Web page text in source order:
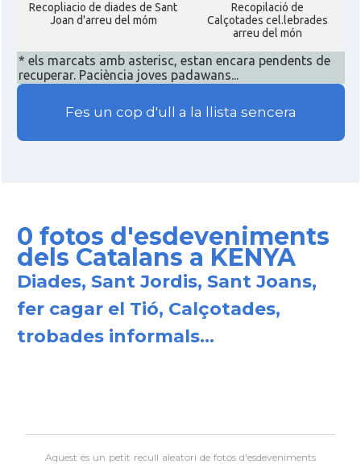
Recopliacio de diades de Sant
Joan d'arreu del móm
Recopilació de
Calçotades cel.lebrades
arreu del món
* els marcats amb asterisc, estan encara pendents de
recuperar. Paciència joves padawans...
Fes un cop d'ull a la llista sencera
0 fotos d'esdeveniments
dels Catalans a KENYA
Diades, Sant Jordis, Sant Joans,
fer cagar el Tió, Calçotades,
trobades informals...
Aquest és un petit recull aleatori defotos d'esdeveniments